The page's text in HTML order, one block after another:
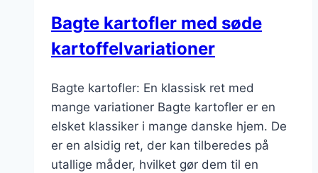
Bagte kartofler med søde
kartoffelvariationer
Bagte kartofler: En klassisk ret med
mange variationer Bagte kartofler er en
elsket klassiker i mange danske hjem. De
er en alsidig ret, der kan tilberedes på
utallige måder, hvilket gør dem til en